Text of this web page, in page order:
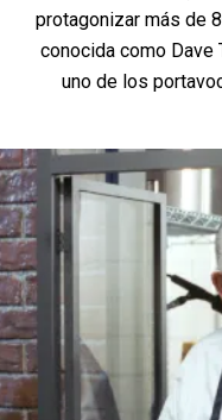
protagonizar más de
conocida como Dave
uno de los